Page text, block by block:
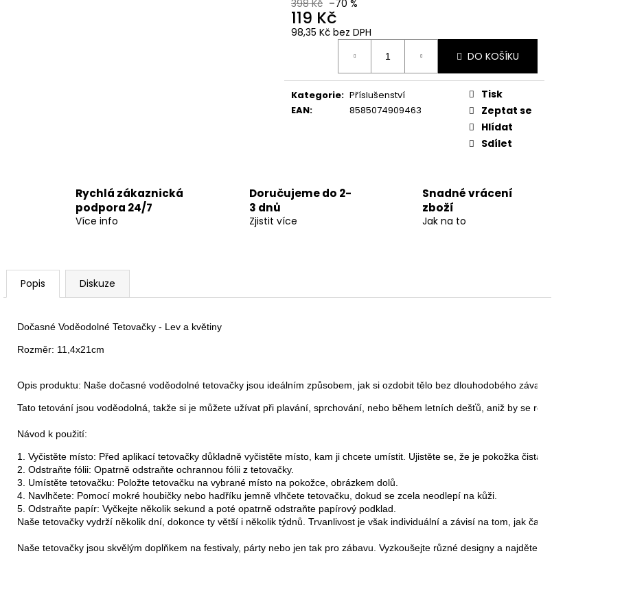
398 Kč –70 %
119 Kč
98,35 Kč bez DPH
DO KOŠÍKU
Kategorie: Příslušenství
EAN: 8585074909463
Tisk
Zeptat se
Hlídat
Sdílet
Rychlá zákaznická
podpora 24/7
Více info
Doručujeme do 2-
3 dnů
Zjistit více
Snadné vrácení
zboží
Jak na to
Popis Diskuze
Dočasné Voděodolné Tetovačky - Lev a květiny
Rozměr: 11,4x21cm
Opis produktu: Naše dočasné voděodolné tetovačky jsou ideálním způsobem, jak si ozdobit tělo bez dlouhodobého závazku. Jsou
Tato tetování jsou voděodolná, takže si je můžete užívat při plavání, sprchování, nebo během letních dešťů, aniž by se rozmazala nebo
Návod k použití:
1. Vyčistěte místo: Před aplikací tetovačky důkladně vyčistěte místo, kam ji chcete umístit. Ujistěte se, že je pokožka čistá a suchá.
2. Odstraňte fólii: Opatrně odstraňte ochrannou fólii z tetovačky.
3. Umístěte tetovačku: Položte tetovačku na vybrané místo na pokožce, obrázkem dolů.
4. Navlhčete: Pomocí mokré houbičky nebo hadříku jemně vlhčete tetovačku, dokud se zcela neodlepí na kůži.
5. Odstraňte papír: Vyčkejte několik sekund a poté opatrně odstraňte papírový podklad.
Naše tetovačky vydrží několik dní, dokonce ty větší i několik týdnů. Trvanlivost je však individuální a závisí na tom, jak často se člověk
Naše tetovačky jsou skvělým doplňkem na festivaly, párty nebo jen tak pro zábavu. Vyzkoušejte různé designy a najděte ten, který vám